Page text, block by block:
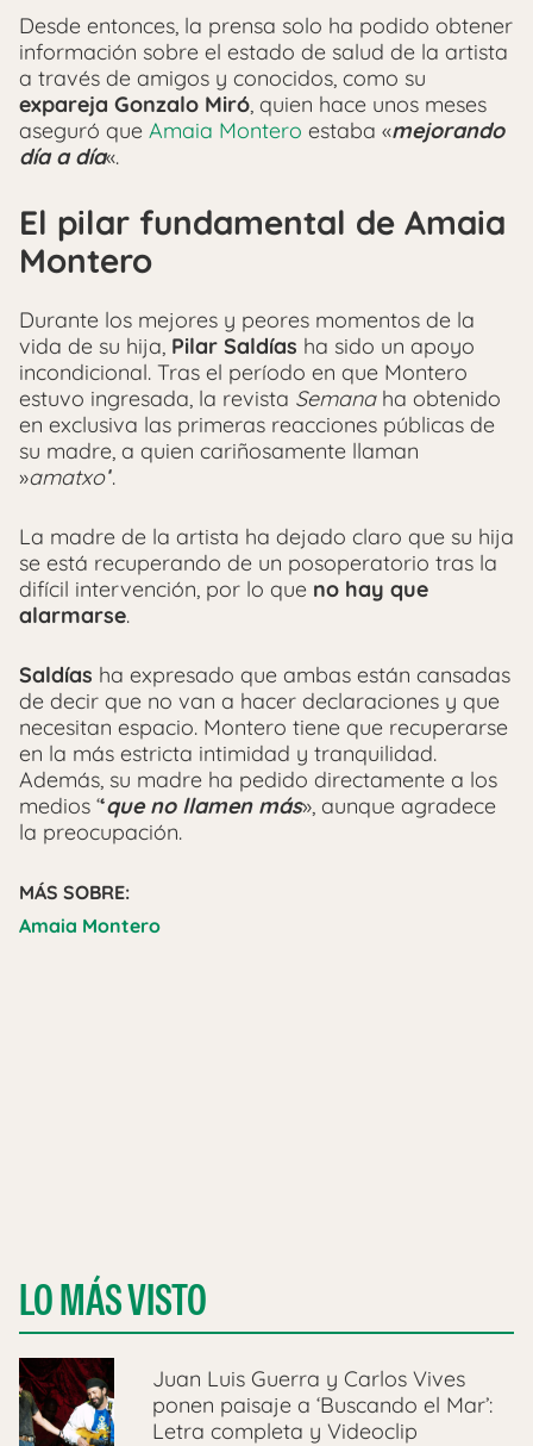
Desde entonces, la prensa solo ha podido obtener
información sobre el estado de salud de la artista
a través de amigos y conocidos, como su
expareja Gonzalo Miró, quien hace unos meses
aseguró que Amaia Montero estaba «mejorando
día a día«.
El pilar fundamental de Amaia
Montero
Durante los mejores y peores momentos de la
vida de su hija, Pilar Saldías ha sido un apoyo
incondicional. Tras el período en que Montero
estuvo ingresada, la revista Semanaha obtenido
en exclusiva las primeras reacciones públicas de
su madre, a quien cariñosamente llaman
»amatxo’‘.
La madre de la artista ha dejado claro que su hija
se está recuperando de un posoperatorio tras la
difícil intervención, por lo que no hay que
alarmarse.
Saldías ha expresado que ambas están cansadas
de decir que no van a hacer declaraciones y que
necesitan espacio. Montero tiene que recuperarse
en la más estricta intimidad y tranquilidad.
Además, su madre ha pedido directamente a los
medios ‘‘que no llamen más», aunque agradece
la preocupación.
MÁS SOBRE:
Amaia Montero
LO MÁS VISTO
Juan Luis Guerra y Carlos Vives
ponen paisaje a ‘Buscando el Mar’:
Letra completa y Videoclip